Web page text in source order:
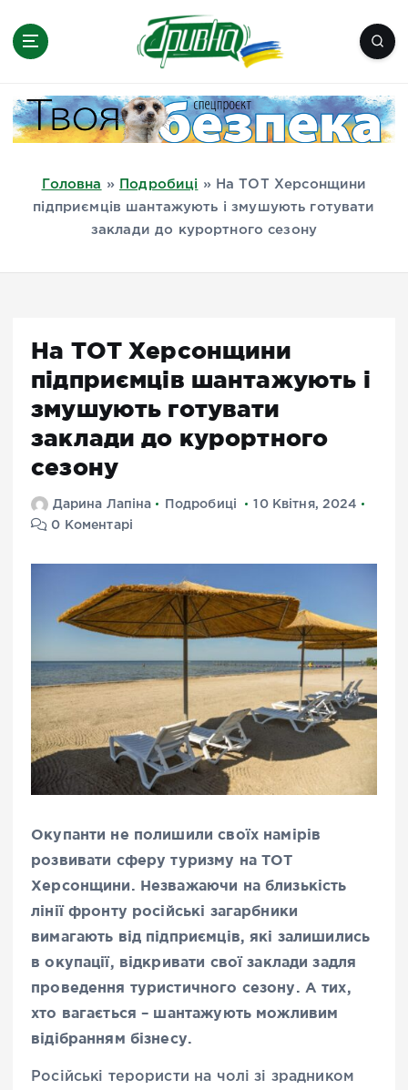
Миколаїв, Одеса, Мелітополь
Головна » Подробиці »
На ТОТ Херсонщини
підприємців шантажують і змушують готувати
заклади до курортного сезону
На ТОТ Херсонщини
підприємців шантажують і
змушують готувати
заклади до курортного
сезону
Дарина Лапіна Подробиці
10 Квітня, 2024
0 Коментарі
Окупанти не полишили своїх намірів
розвивати сферу туризму на ТОТ
Херсонщини. Незважаючи на близькість
лінії фронту російські загарбники
вимагають від підприємців, які залишились
в окупації, відкривати свої заклади задля
проведення туристичного сезону. А тих,
хто вагається – шантажують можливим
відібранням бізнесу.
Російські терористи на чолі зі зрадником